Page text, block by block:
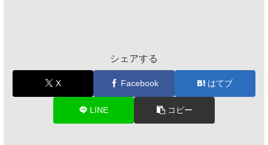
シェアする
X Facebook はてブ
LINE コピー